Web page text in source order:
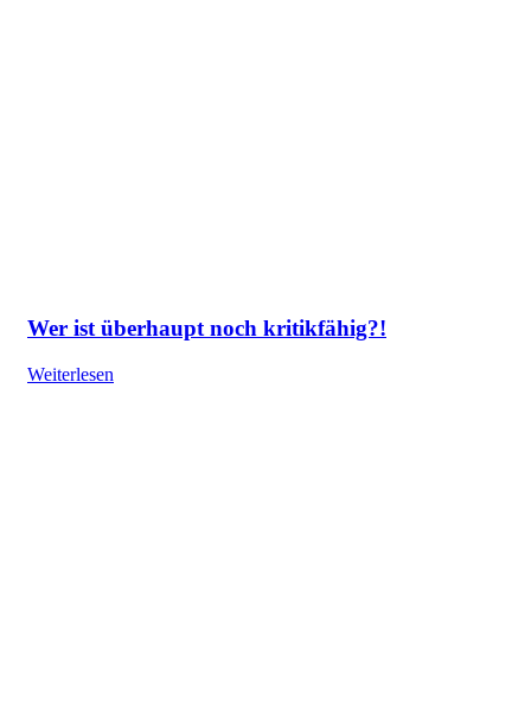
Wer ist überhaupt noch kritikfähig?!
Weiterlesen